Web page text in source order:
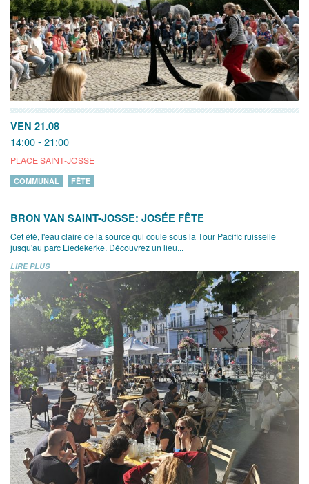
VEN 21.08
14:00 - 21:00
PLACE SAINT-JOSSE
COMMUNAL FÊTE
BRON VAN SAINT-JOSSE: JOSÉE FÊTE
Cet été, l'eau claire de la source qui coule sous la Tour Pacific ruisselle
jusqu'au parc Liedekerke. Découvrez un lieu...
LIRE PLUS